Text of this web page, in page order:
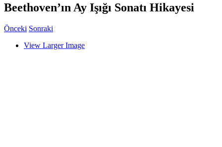
Beethoven’ın Ay Işığı Sonatı Hikayesi
Önceki Sonraki
View Larger Image